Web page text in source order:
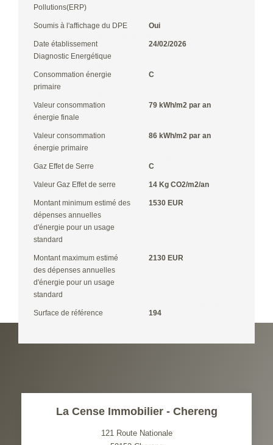
Pollutions(ERP)
Soumis à l'affichage du DPE Oui
Date établissement
Diagnostic Energétique
24/02/2026
Consommation énergie
primaire
C
Valeur consommation
énergie finale
79 kWh/m2 par an
Valeur consommation
énergie primaire
86 kWh/m2 par an
Gaz Effet de Serre C
Valeur Gaz Effet de serre 14 Kg CO2/m2/an
Montant minimum estimé des
dépenses annuelles
d'énergie pour un usage
standard
1530 EUR
Montant maximum estimé
des dépenses annuelles
d'énergie pour un usage
standard
2130 EUR
Surface de référence 194
La Cense Immobilier - Chereng
121 Route Nationale